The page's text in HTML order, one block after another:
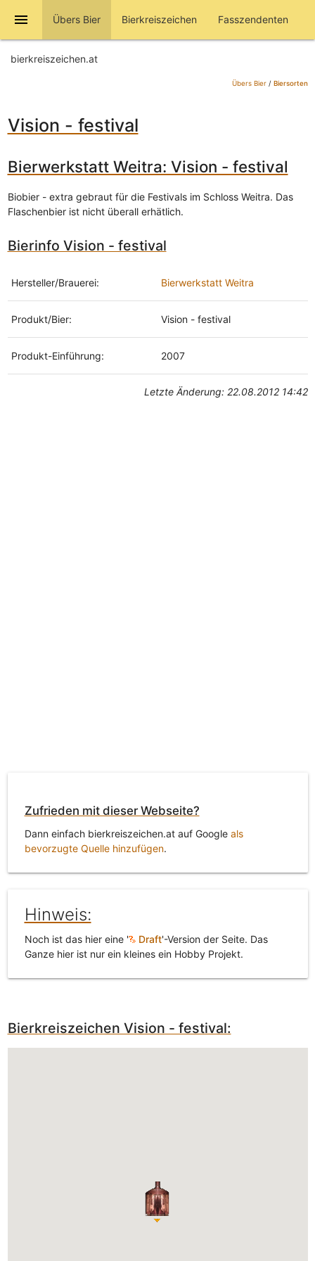
menu Übers Bier Bierkreiszeichen Fasszendenten
bierkreiszeichen.at
Übers Bier/ Biersorten
Vision - festival
Bierwerkstatt Weitra: Vision - festival
Biobier - extra gebraut für die Festivals im Schloss Weitra. Das
Flaschenbier ist nicht überall erhätlich.
Bierinfo Vision - festival
Hersteller/Brauerei: Bierwerkstatt Weitra
Produkt/Bier: Vision - festival
Produkt-Einführung: 2007
Letzte Änderung: 22.08.2012 14:42
Zufrieden mit dieser Webseite?
Dann einfach bierkreiszeichen.at auf Google als
bevorzugte Quelle hinzufügen.
Hinweis:
Noch ist das hier eine ' Draft'-Version der Seite. Das
Ganze hier ist nur ein kleines ein Hobby Projekt.
Bierkreiszeichen Vision - festival: